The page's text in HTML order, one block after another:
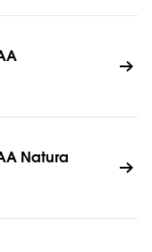
Natura